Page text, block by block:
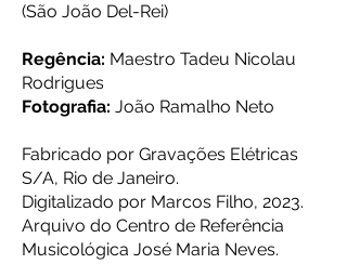
(São João Del-Rei)
Regência: Maestro Tadeu Nicolau
Rodrigues
Fotografia: João Ramalho Neto
Fabricado por Gravações Elétricas
S/A, Rio de Janeiro.
Digitalizado por Marcos Filho, 2023.
Arquivo do Centro de Referência
Musicológica José Maria Neves.